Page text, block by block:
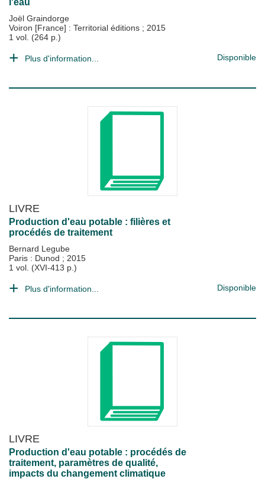
l'eau
Joël Graindorge
Voiron [France] : Territorial éditions ; 2015
1 vol. (264 p.)
Plus d'information... Disponible
LIVRE
Production d'eau potable : filières et
procédés de traitement
Bernard Legube
Paris : Dunod ; 2015
1 vol. (XVI-413 p.)
Plus d'information... Disponible
LIVRE
Production d'eau potable : procédés de
traitement, paramètres de qualité,
impacts du changement climatique